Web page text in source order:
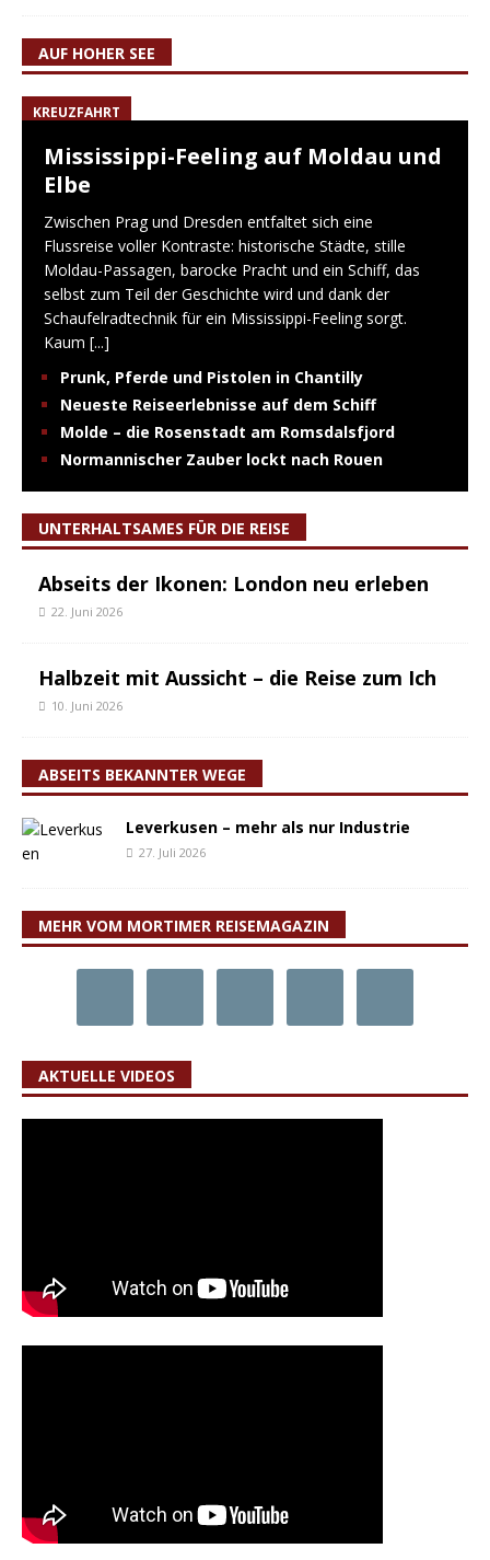
AUF HOHER SEE
KREUZFAHRT
Mississippi-Feeling auf Moldau und
Elbe
Zwischen Prag und Dresden entfaltet sich eine
Flussreise voller Kontraste: historische Städte, stille
Moldau-Passagen, barocke Pracht und ein Schiff, das
selbst zum Teil der Geschichte wird und dank der
Schaufelradtechnik für ein Mississippi-Feeling sorgt.
Kaum [...]
Prunk, Pferde und Pistolen in Chantilly
Neueste Reiseerlebnisse auf dem Schiff
Molde – die Rosenstadt am Romsdalsfjord
Normannischer Zauber lockt nach Rouen
UNTERHALTSAMES FÜR DIE REISE
Abseits der Ikonen: London neu erleben
22. Juni 2026
Halbzeit mit Aussicht – die Reise zum Ich
10. Juni 2026
ABSEITS BEKANNTER WEGE
Leverkusen – mehr als nur Industrie
27. Juli 2026
MEHR VOM MORTIMER REISEMAGAZIN
AKTUELLE VIDEOS